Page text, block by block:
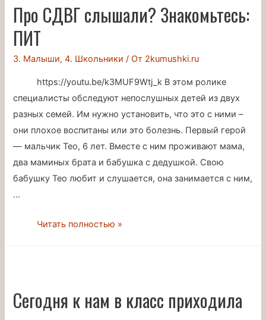
новые
болезни
Про СДВГ слышали? Знакомьтесь:
ПИТ
3. Малыши,4. Школьники / От 2kumushki.ru
https://youtu.be/k3MUF9Wtj_k В этом ролике
специалисты обследуют непослушных детей из двух
разных семей. Им нужно установить, что это с ними –
они плохое воспитаны или это болезнь. Первый герой
— мальчик Тео, 6 лет. Вместе с ним проживают мама,
два маминых брата и бабушка с дедушкой. Свою
бабушку Тео любит и слушается, она занимается с ним,
…
Про
Читать полностью »
Сегодня к нам в класс приходила